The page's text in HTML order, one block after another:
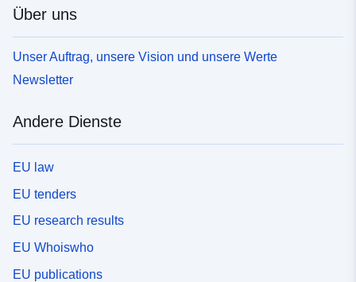
Über uns
Unser Auftrag, unsere Vision und unsere Werte
Newsletter
Andere Dienste
EU law
EU tenders
EU research results
EU Whoiswho
EU publications